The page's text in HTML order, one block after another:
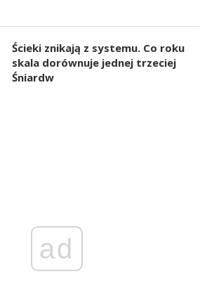
Ścieki znikają z systemu. Co roku
skala dorównuje jednej trzeciej
Śniardw
ad